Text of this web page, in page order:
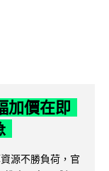
加價在即
源不勝負荷，官